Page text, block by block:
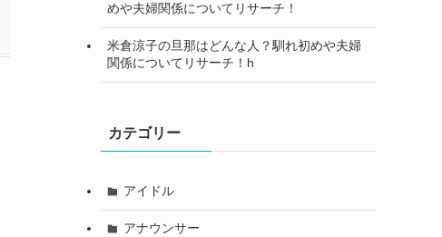
めや夫婦関係についてリサーチ！
米倉涼子の旦那はどんな人？馴れ初めや夫婦
関係についてリサーチ！h
カテゴリー
アイドル
アナウンサー